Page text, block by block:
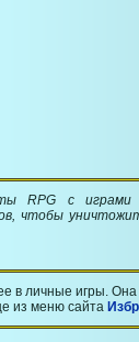
RPG с играми
чтобы
в личные игры. Она
из меню сайта